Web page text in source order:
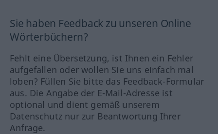
Sie haben Feedback zu unseren Online
Wörterbüchern?
Fehlt eine Übersetzung, ist Ihnen ein Fehler
aufgefallen oder wollen Sie uns einfach mal
loben? Füllen Sie bitte das Feedback-Formular
aus. Die Angabe der E-Mail-Adresse ist
optional und dient gemäß unserem
Datenschutz nur zur Beantwortung Ihrer
Anfrage.